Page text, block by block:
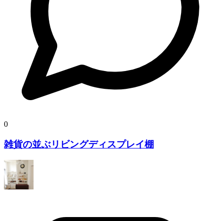
0
雑貨の並ぶリビングディスプレイ棚